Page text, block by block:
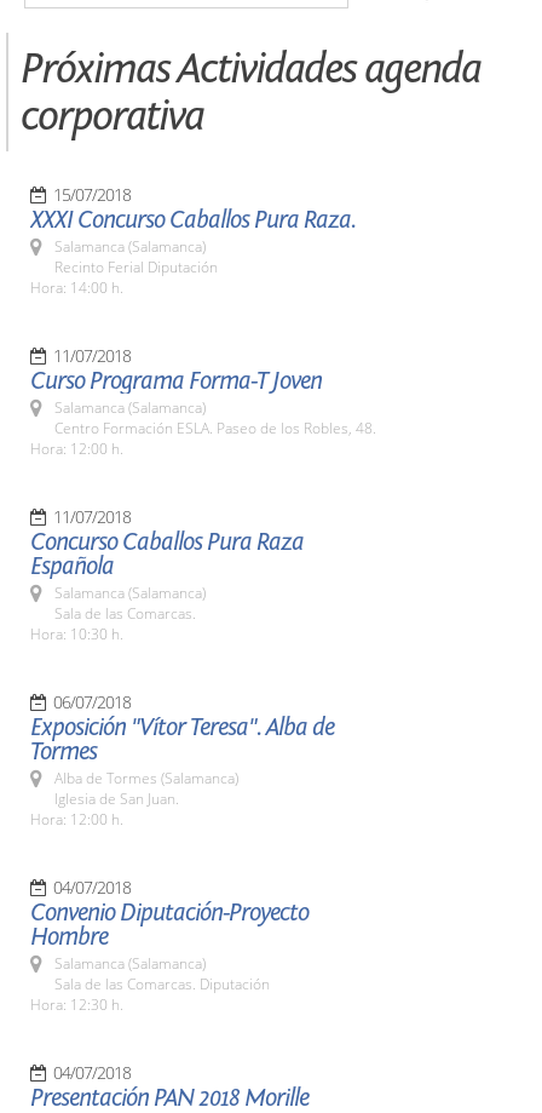
Próximas Actividades agenda
corporativa
15/07/2018
XXXI Concurso Caballos Pura Raza.
Salamanca (Salamanca)
Recinto Ferial Diputación
Hora: 14:00 h.
11/07/2018
Curso Programa Forma-T Joven
Salamanca (Salamanca)
Centro Formación ESLA. Paseo de los Robles, 48.
Hora: 12:00 h.
11/07/2018
Concurso Caballos Pura Raza
Española
Salamanca (Salamanca)
Sala de las Comarcas.
Hora: 10:30 h.
06/07/2018
Exposición "Vítor Teresa". Alba de
Tormes
Alba de Tormes (Salamanca)
Iglesia de San Juan.
Hora: 12:00 h.
04/07/2018
Convenio Diputación-Proyecto
Hombre
Salamanca (Salamanca)
Sala de las Comarcas. Diputación
Hora: 12:30 h.
04/07/2018
Presentación PAN 2018 Morille